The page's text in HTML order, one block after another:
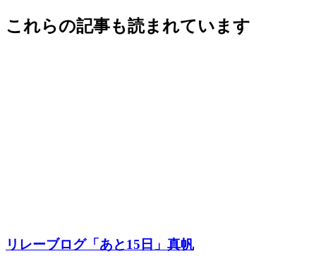
これらの記事も読まれています
リレーブログ「あと15日」真帆